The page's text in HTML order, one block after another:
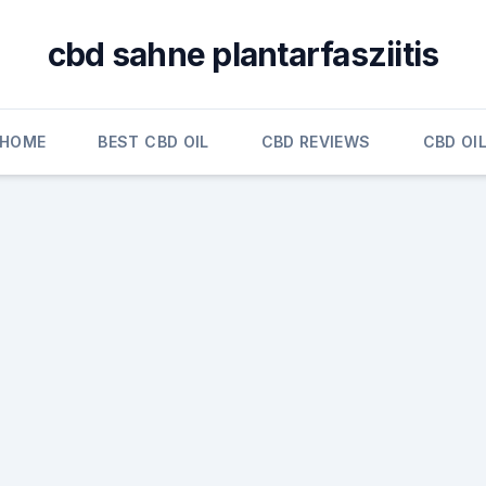
cbd sahne plantarfasziitis
HOME BEST CBD OIL CBD REVIEWS CBD OIL